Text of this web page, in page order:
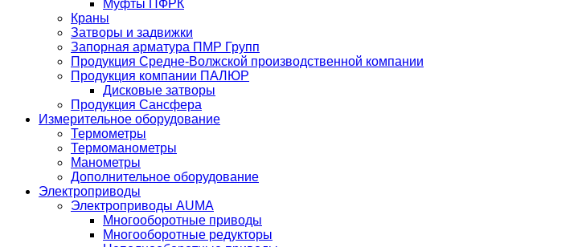
Муфты ПФРК
Краны
Затворы и задвижки
Запорная арматура ПМР Групп
Продукция Средне-Волжской производственной компании
Продукция компании ПАЛЮР
Дисковые затворы
Продукция Сансфера
Измерительное оборудование
Термометры
Термоманометры
Манометры
Дополнительное оборудование
Электроприводы
Электроприводы AUMA
Многооборотные приводы
Многооборотные редукторы